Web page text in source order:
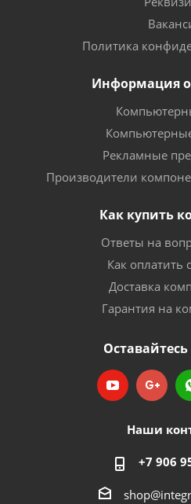
Политика
Информация о
Рекламные
Производители
Как купить
Ответы на
Как оплатить
Доставка
Гарантия на
Наши
+7 906